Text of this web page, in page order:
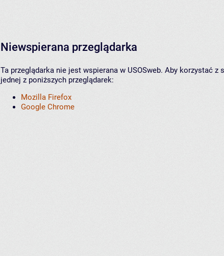
Niewspierana przeglądarka
Ta przeglądarka nie jest wspierana w USOSweb. Aby korzystać z
jednej z poniższych przeglądarek:
Mozilla Firefox
Google Chrome